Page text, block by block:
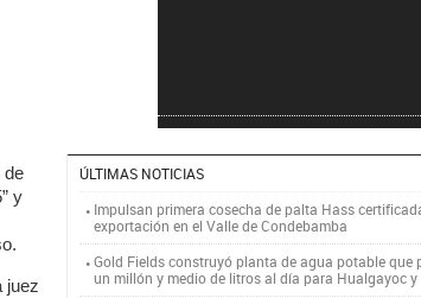
de
y
juez
ÚLTIMAS NOTICIAS
Impulsan primera cosecha de palta Hass
exportación en el Valle de Condebamba
Gold Fields construyó planta de agua potable que
un millón y medio de litros al día para Hualgayoc